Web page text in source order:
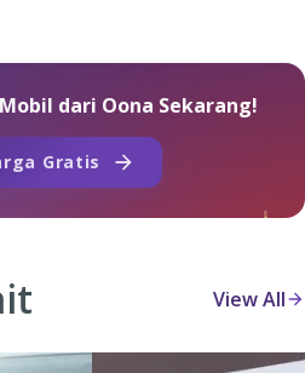
dari Oona Sekarang!
Gratis
View All